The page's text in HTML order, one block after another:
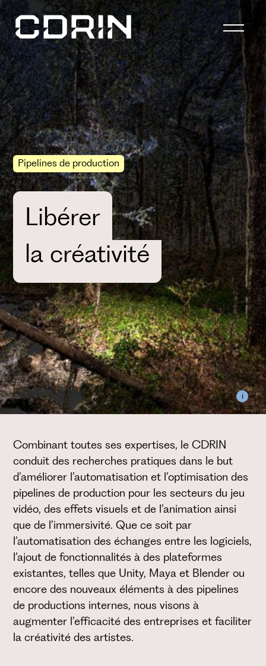
i
Pipelines de production
Libérer
la créativité
Combinant toutes ses expertises, le CDRIN
conduit des recherches pratiques dans le but
d’améliorer l’automatisation et l’optimisation des
pipelines de production pour les secteurs du jeu
vidéo, des effets visuels et de l’animation ainsi
que de l’immersivité. Que ce soit par
l’automatisation des échanges entre les logiciels,
l’ajout de fonctionnalités à des plateformes
existantes, telles que Unity, Maya et Blender ou
encore des nouveaux éléments à des pipelines
de productions internes, nous visons à
augmenter l’efficacité des entreprises et faciliter
la créativité des artistes.